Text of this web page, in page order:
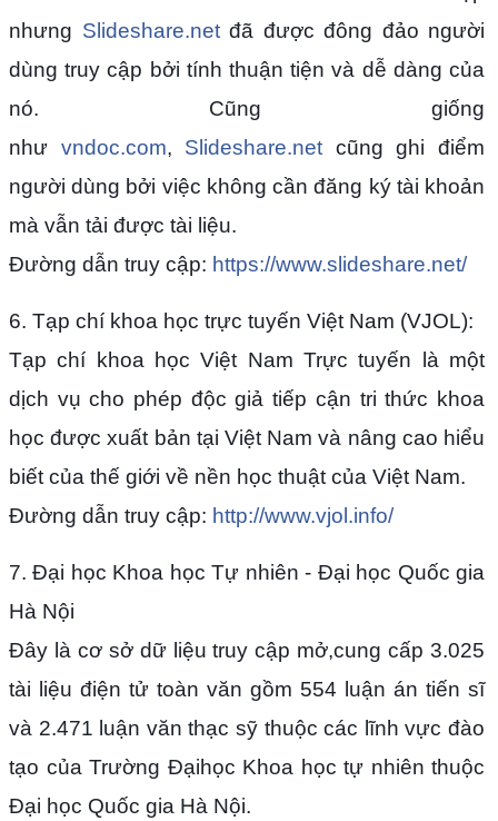
nhưng Slideshare.netđã được đông đảo người
dùng truy cập bởi tính thuận tiện và dễ dàng của
nó. Cũng giống
như vndoc.com, Slideshare.net cũng ghi điểm
người dùng bởi việc không cần đăng ký tài khoản
mà vẫn tải được tài liệu.
Đường dẫn truy cập: https://www.slideshare.net/
6. Tạp chí khoa học trực tuyến Việt Nam (VJOL):
Tạp chí khoa học Việt Nam Trực tuyến là một
dịch vụ cho phép độc giả tiếp cận tri thức khoa
học được xuất bản tại Việt Nam và nâng cao hiểu
biết của thế giới về nền học thuật của Việt Nam.
Đường dẫn truy cập: http://www.vjol.info/
7. Đại học Khoa học Tự nhiên - Đại học Quốc gia
Hà Nội
Đây là cơ sở dữ liệu truy cập mở,cung cấp 3.025
tài liệu điện tử toàn văn gồm 554 luận án tiến sĩ
và 2.471 luận văn thạc sỹ thuộc các lĩnh vực đào
tạo của Trường Đạihọc Khoa học tự nhiên thuộc
Đại học Quốc gia Hà Nội.